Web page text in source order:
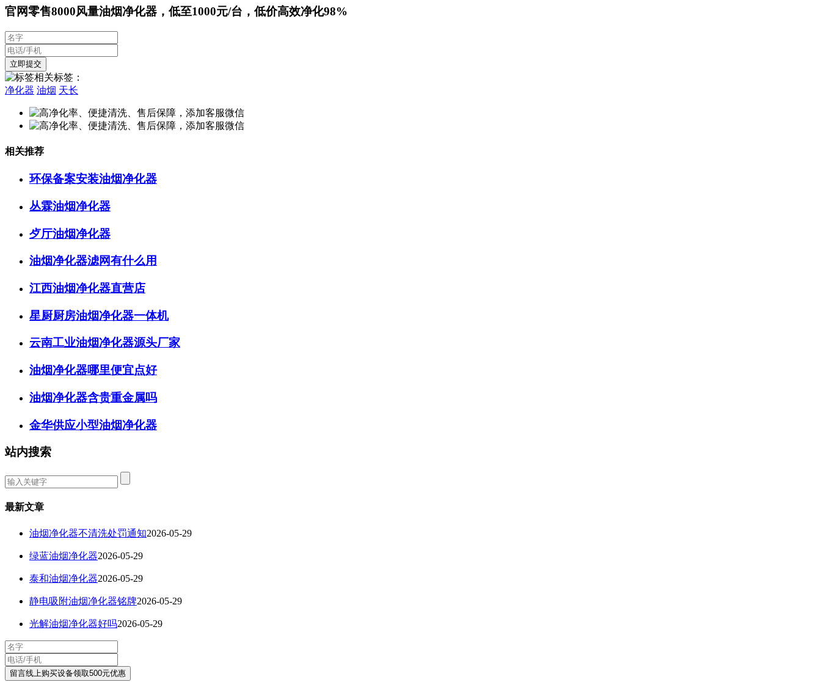
官网零售8000风量油烟净化器，低至1000元/台，低价高效净化98%
相关标签：
净化器 油烟 天长
相关推荐
环保备案安装油烟净化器
丛霖油烟净化器
歺厅油烟净化器
油烟净化器滤网有什么用
江西油烟净化器直营店
星厨厨房油烟净化器一体机
云南工业油烟净化器源头厂家
油烟净化器哪里便宜点好
油烟净化器含贵重金属吗
金华供应小型油烟净化器
站内搜索
最新文章
油烟净化器不清洗处罚通知2026-05-29
绿蓝油烟净化器2026-05-29
泰和油烟净化器2026-05-29
静电吸附油烟净化器铭牌2026-05-29
光解油烟净化器好吗2026-05-29